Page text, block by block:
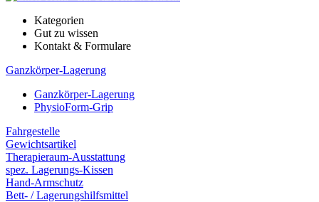
Kategorien
Gut zu wissen
Kontakt & Formulare
Ganzkörper-Lagerung
Ganzkörper-Lagerung
PhysioForm-Grip
Fahrgestelle
Gewichtsartikel
Therapieraum-Ausstattung
spez. Lagerungs-Kissen
Hand-Armschutz
Bett- / Lagerungshilfsmittel